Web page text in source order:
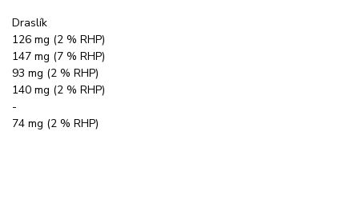
Draslík
126 mg (2 % RHP)
147 mg (7 % RHP)
93 mg (2 % RHP)
140 mg (2 % RHP)
-
74 mg (2 % RHP)